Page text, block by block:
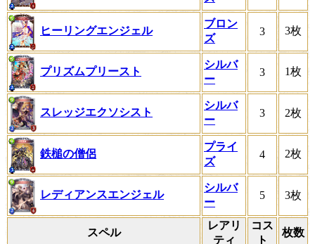
ヒーリングエンジェル
ブロン
ズ
3 3枚
プリズムプリースト
シルバ
ー
3 1枚
スレッジエクソシスト
シルバ
ー
3 2枚
鉄槌の僧侶
プライ
ズ
4 2枚
レディアンスエンジェル
シルバ
ー
5 3枚
スペル
レアリ
ティ
コス
ト
枚数